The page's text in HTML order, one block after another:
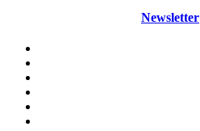
Newsletter